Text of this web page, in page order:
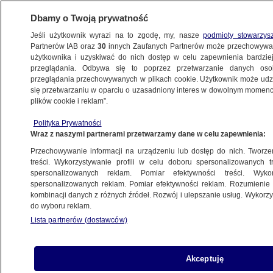
POLSKA
"Potrzebujemy więcej wytłumaczeń"
8.09.2025, 20:18
Posłuchaj artykułu
Czyta lektor AI
Dbamy o Twoją prywatność
Jeśli użytkownik wyrazi na to zgodę, my, naszepodmioty
Partnerów IAB oraz30 innych Zaufanych Partnerów może
użytkownika i uzyskiwać do nich dostęp w celu zapewnienia
przeglądania. Odbywa się to poprzez przetwarzanie danych
przeglądania przechowywanych w plikach cookie. Użytkownik może
się przetwarzaniu w oparciu o uzasadniony interes w dowolnym
plików cookie i reklam”.
Polityka Prywatności
Wraz z naszymi partnerami przetwarzamy dane w celu zapewnienia:
Przechowywanie informacji na urządzeniu lub dostęp do nich.
treści. Wykorzystywanie profili w celu doboru spersonalizowanych
spersonalizowanych reklam. Pomiar efektywności treści.
spersonalizowanych reklam. Pomiar efektywności reklam.
kombinacji danych z różnych źródeł. Rozwój i ulepszanie usług.
do wyboru reklam.
Lista partnerów (dostawców)
Akceptuję